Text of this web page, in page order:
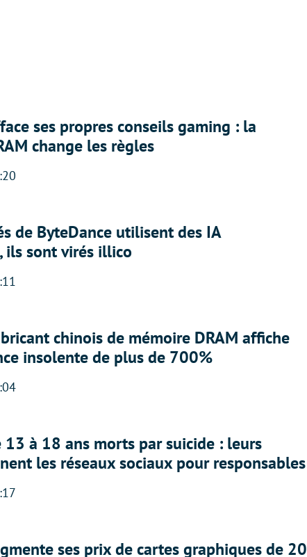
ses propres conseils gaming : la
change les règles
de ByteDance utilisent des IA
ils sont virés illico
chinois de mémoire DRAM affiche
insolente de plus de 700%
13 à 18 ans morts par suicide : leurs
les réseaux sociaux pour responsables
ses prix de cartes graphiques de 20